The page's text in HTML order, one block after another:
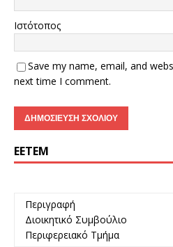
Ιστότοπος
Save my name, email, and
next time I comment.
ΕΕΤΕΜ
Περιγραφή
Διοικητικό Συμβούλιο
Περιφερειακό Τμήμα